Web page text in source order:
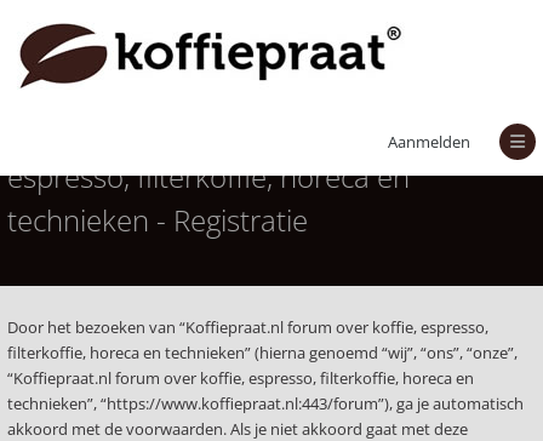
Aanmelden
Koffiepraat.nl forum over koffie,
espresso, filterkoffie, horeca en
technieken - Registratie
Door het bezoeken van “Koffiepraat.nl forum over koffie, espresso,
filterkoffie, horeca en technieken” (hierna genoemd “wij”, “ons”, “onze”,
“Koffiepraat.nl forum over koffie, espresso, filterkoffie, horeca en
technieken”, “https://www.koffiepraat.nl:443/forum”), ga je automatisch
akkoord met de voorwaarden. Als je niet akkoord gaat met deze